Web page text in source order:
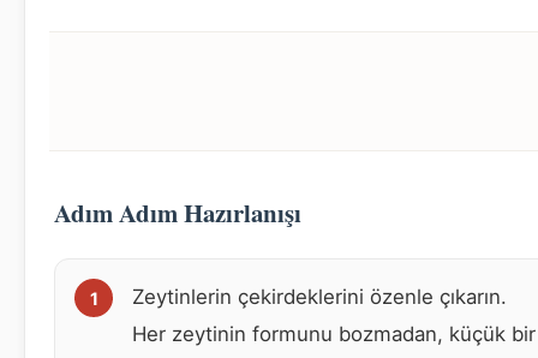
Adım Adım Hazırlanışı
Zeytinlerin çekirdeklerini özenle çıkarın.
Her zeytinin formunu bozmadan, küçük bir